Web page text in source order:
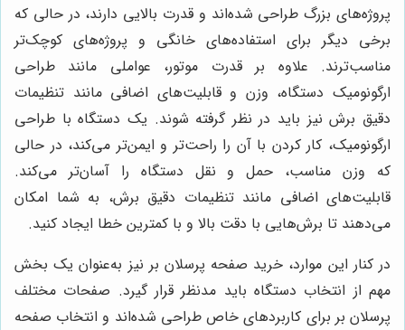
پروژه‌های بزرگ طراحی شده‌اند و قدرت بالایی دارند، در حالی که
برخی دیگر برای استفاده‌های خانگی و پروژه‌های کوچک‌تر
مناسب‌ترند. علاوه بر قدرت موتور، عواملی مانند طراحی
ارگونومیک دستگاه، وزن و قابلیت‌های اضافی مانند تنظیمات
دقیق برش نیز باید در نظر گرفته شوند. یک دستگاه با طراحی
ارگونومیک، کار کردن با آن را راحت‌تر و ایمن‌تر می‌کند، در حالی
که وزن مناسب، حمل و نقل دستگاه را آسان‌تر می‌کند.
قابلیت‌های اضافی مانند تنظیمات دقیق برش، به شما امکان
می‌دهند تا برش‌هایی با دقت بالا و با کمترین خطا ایجاد کنید.
در کنار این موارد، خرید صفحه پرسلان بر نیز به‌عنوان یک بخش
مهم از انتخاب دستگاه باید مدنظر قرار گیرد. صفحات مختلف
پرسلان بر برای کاربردهای خاص طراحی شده‌اند و انتخاب صفحه